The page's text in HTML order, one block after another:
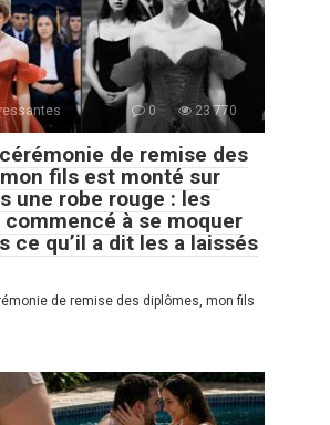
0 23 770
de remise des
fils est monté sur
une robe rouge : les
à se moquer
ce qu’il a dit les a laissés
de remise des diplômes, mon fils